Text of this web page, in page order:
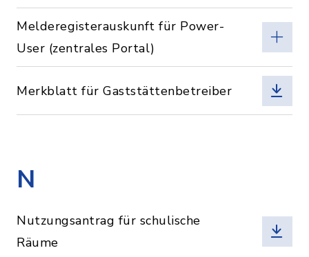
Melderegisterauskunft für Power-
User (zentrales Portal)
Merkblatt für Gaststättenbetreiber
N
Nutzungsantrag für schulische
Räume